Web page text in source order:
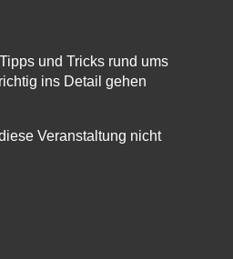
und Tricks rund ums
ins Detail gehen
Veranstaltung nicht